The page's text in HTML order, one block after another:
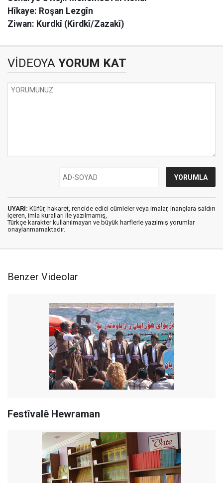
Hîkaye: Roşan Lezgîn
Ziwan: Kurdkî (Kirdkî/Zazakî)
VİDEOYA YORUM KAT
UYARI: Küfür, hakaret, rencide edici cümleler veya imalar, inançlara saldırı
içeren, imla kuralları ile yazılmamış,
Türkçe karakter kullanılmayan ve büyük harflerle yazılmış yorumlar
onaylanmamaktadır.
Benzer Videolar
Festîvalê Hewraman